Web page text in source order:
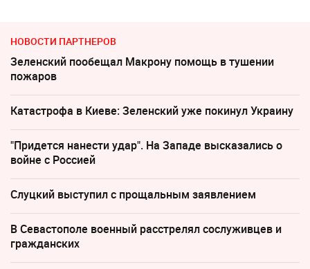
НОВОСТИ ПАРТНЕРОВ
Зеленский пообещал Макрону помощь в тушении
пожаров
Катастрофа в Киеве: Зеленский уже покинул Украину
"Придется нанести удар". На Западе высказались о
войне с Россией
Слуцкий выступил с прощальным заявлением
В Севастополе военный расстрелял сослуживцев и
гражданских